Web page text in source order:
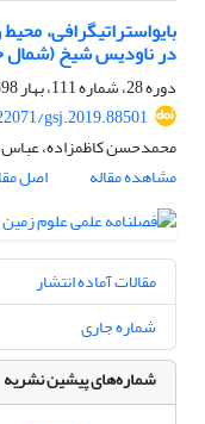
در ناودیس شیخ (شمال
دوره 28، شماره 111، بهار 1398، صفحه
gsj.2019.88501
محمدحسن کاظم‎زاده، عباس صادقی، محمدحسین آدابی، هرمز قلاوند
مشاهده مقاله
اصل
مقالات آماده انتشار
شماره جاری
شماره‌های پیشین نشریه